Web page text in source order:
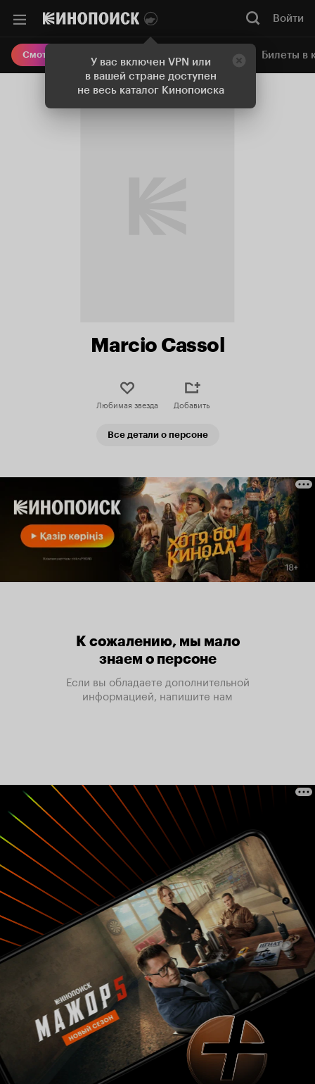
У вас включен VPN или
в вашей стране доступен
не весь каталог Кинопоиска
Войти
Смотреть кино Онлайн-кинотеатр Билеты в
Marcio Cassol
Любимая звезда Добавить
Все детали о персоне
К сожалению, мы мало
знаем о персоне
Если вы обладаете дополнительной
информацией, напишите нам